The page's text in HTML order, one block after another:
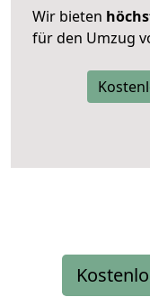
Wir bieten
für den Umzug